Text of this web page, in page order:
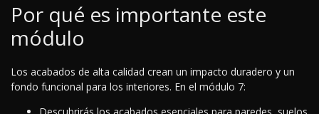
Por qué es importante este
módulo
Los acabados de alta calidad crean un impacto duradero y un
fondo funcional para los interiores. En el módulo 7: